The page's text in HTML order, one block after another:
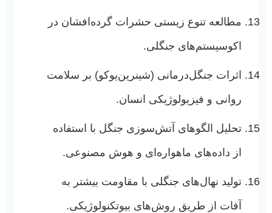
مطالعه تنوع زیستی حشرات گرده‌افشان در
اکوسیستم‌های جنگلی.
اثرات جنگل‌درمانی (شینرین‌یوکو) بر سلامت
روانی و فیزیولوژیکی انسان.
تحلیل الگوهای آتش‌سوزی جنگل با استفاده
از داده‌های ماهواره‌ای و هوش مصنوعی.
تولید نهال‌های جنگلی با مقاومت بیشتر به
آفات از طریق روش‌های بیوتکنولوژیکی.